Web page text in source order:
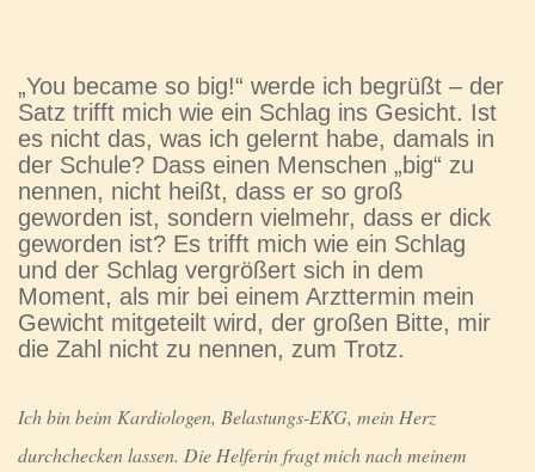
„You became so big!“ werde ich begrüßt – der
Satz trifft mich wie ein Schlag ins Gesicht. Ist
es nicht das, was ich gelernt habe, damals in
der Schule? Dass einen Menschen „big“ zu
nennen, nicht heißt, dass er so groß
geworden ist, sondern vielmehr, dass er dick
geworden ist? Es trifft mich wie ein Schlag
und der Schlag vergrößert sich in dem
Moment, als mir bei einem Arzttermin mein
Gewicht mitgeteilt wird, der großen Bitte, mir
die Zahl nicht zu nennen, zum Trotz.
Ich bin beim Kardiologen, Belastungs-EKG, mein Herz
durchchecken lassen. Die Helferin fragt mich nach meinem